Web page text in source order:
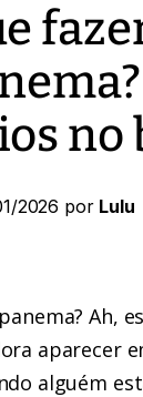
no
2026 por Lulu
Ah,
aparecer
alguém